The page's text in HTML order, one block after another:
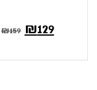
₪159 המחיר
₪129המחיר